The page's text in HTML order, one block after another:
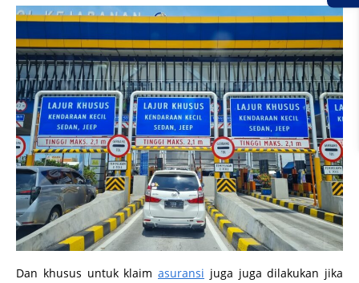
Dan khusus untuk klaim asuransi juga juga dilakukan jika